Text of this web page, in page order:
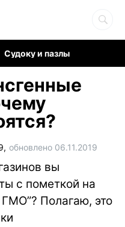
Судоку и пазлы
обновлено 06.11.2019
вы
с пометкой на
Полагаю, это